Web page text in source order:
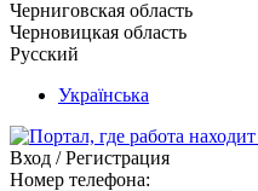
Черниговская область
Черновицкая область
Русский
Українська
Вход / Регистрация
Номер телефона: